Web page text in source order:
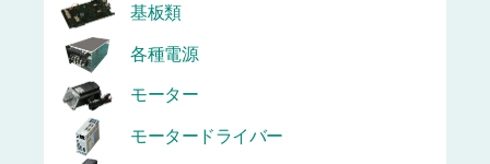
基板類
各種電源
モーター
モータードライバー